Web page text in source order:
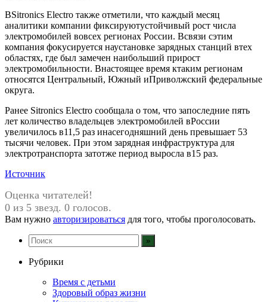
ВSitronics Electro также отметили, что каждый месяц
аналитики компании фиксируютустойчивый рост числа
электромобилей вовсех регионах России. Всвязи сэтим
компания фокусируется наустановке зарядных станций втех
областях, где был замечен наибольший прирост
электромобильности. Внастоящее время ктаким регионам
относятся Центральный, Южный иПриволжский федеральные
округа.
Ранее Sitronics Electro сообщала о том, что запоследние пять
лет количество владельцев электромобилей вРоссии
увеличилось в11,5 раз инасегодняшний день превышает 53
тысячи человек. При этом зарядная инфраструктура для
электротранспорта затотже период выросла в15 раз.
Источник
Оценка читателей!
0 из 5 звезд. 0 голосов.
Вам нужно авторизироваться для того, чтобы проголосовать.
Рубрики
Время с детьми
Здоровый образ жизни